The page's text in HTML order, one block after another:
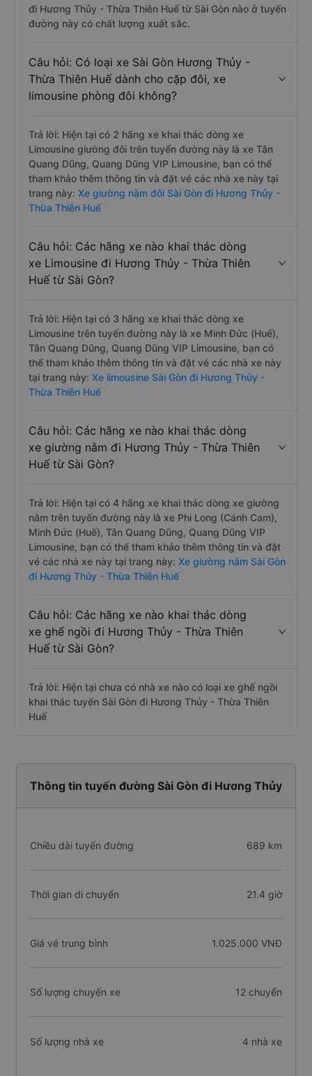
đi Hương Thủy - Thừa Thiên Huế từ Sài Gòn nào ở tuyến
đường này có chất lượng xuất sắc.
Câu hỏi: Có loại xe Sài Gòn Hương Thủy -
Thừa Thiên Huế dành cho cặp đôi, xe
limousine phòng đôi không?
Trả lời: Hiện tại có 2 hãng xe khai thác dòng xe
Limousine giường đôi trên tuyến đường này là xe Tân
Quang Dũng, Quang Dũng VIP Limousine, bạn có thể
tham khảo thêm thông tin và đặt vé các nhà xe này tại
trang này: Xe giường nằm đôi Sài Gòn đi Hương Thủy -
Thừa Thiên Huế
Câu hỏi: Các hãng xe nào khai thác dòng
xe Limousine đi Hương Thủy - Thừa Thiên
Huế từ Sài Gòn?
Trả lời: Hiện tại có 3 hãng xe khai thác dòng xe
Limousine trên tuyến đường này là xe Minh Đức (Huế),
Tân Quang Dũng, Quang Dũng VIP Limousine, bạn có
thể tham khảo thêm thông tin và đặt vé các nhà xe này
tại trang này: Xe limousine Sài Gòn đi Hương Thủy -
Thừa Thiên Huế
Câu hỏi: Các hãng xe nào khai thác dòng
xe giường nằm đi Hương Thủy - Thừa Thiên
Huế từ Sài Gòn?
Trả lời: Hiện tại có 4 hãng xe khai thác dòng xe giường
nằm trên tuyến đường này là xe Phi Long (Cánh Cam),
Minh Đức (Huế), Tân Quang Dũng, Quang Dũng VIP
Limousine, bạn có thể tham khảo thêm thông tin và đặt
vé các nhà xe này tại trang này: Xe giường nằm Sài Gòn
đi Hương Thủy - Thừa Thiên Huế
Câu hỏi: Các hãng xe nào khai thác dòng
xe ghế ngồi đi Hương Thủy - Thừa Thiên
Huế từ Sài Gòn?
Trả lời: Hiện tại chưa có nhà xe nào có loại xe ghế ngồi
khai thác tuyến Sài Gòn đi Hương Thủy - Thừa Thiên
Huế
Thông tin tuyến đường Sài Gòn đi Hương Thủy
Chiều dài tuyến đường 689 km
Thời gian di chuyển 21.4 giờ
Giá vé trung bình 1.025.000 VNĐ
Số lượng chuyến xe 12 chuyến
Số lượng nhà xe 4 nhà xe